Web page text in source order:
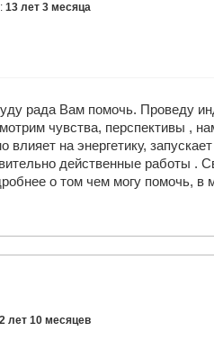
13 лет 3 месяца
рада Вам помочь. Проведу
чувства, перспективы ,
на энергетику,
действенные работы .
о том чем могу помочь,
лет 10 месяцев